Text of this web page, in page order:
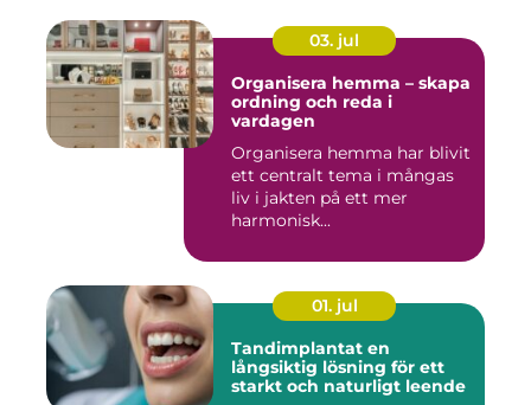
03. jul
Organisera hemma – skapa
ordning och reda i
vardagen
Organisera hemma har blivit
ett centralt tema i mångas
liv i jakten på ett mer
harmonisk...
01. jul
Tandimplantat en
långsiktig lösning för ett
starkt och naturligt leende